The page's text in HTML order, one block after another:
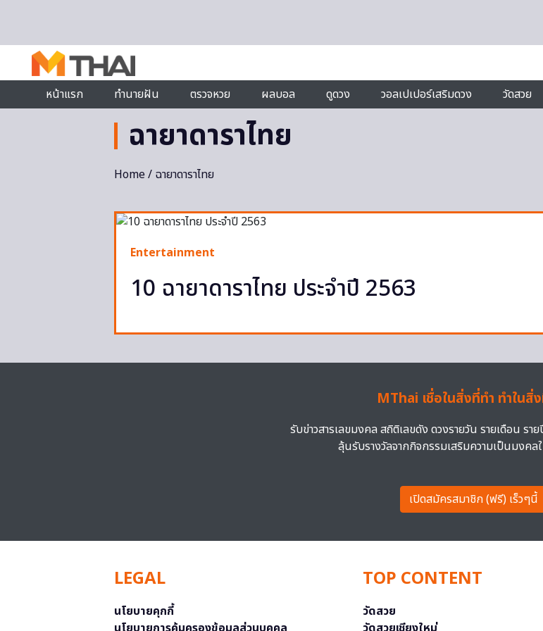
หน้าแรก
ทำนายฝัน ตรวจหวย ผลบอล ดูดวง วอลเปเปอร์เสริมดวง วัดสวย
ฉายาดาราไทย
Home/ ฉายาดาราไทย
Entertainment
10 ฉายาดาราไทย ประจำปี 2563
MThai เชื่อในสิ่งที่ทำ ทำในสิ่
รับข่าวสารเลขมงคล สถิติเลขดัง ดวงรายวัน รายเดือน รา
ลุ้นรับรางวัลจากกิจกรรมเสริมความเป็นมงคล
เปิดสมัครสมาชิก (ฟรี) เร็วๆนี้
LEGAL
นโยบายคุกกี้
TOP CONTENT
วัดสวย